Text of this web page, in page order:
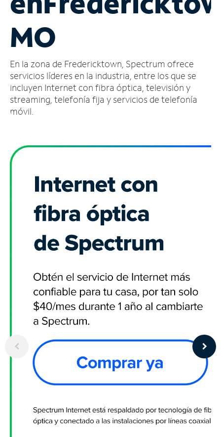
cuenta
Encuentra
tienda
MO
En la zona de Fredericktown, Spectrum ofrece
servicios líderes en la industria, entre los que se
incluyen Internet con fibra óptica, televisión y
streaming, telefonía fija y servicios de telefonía
móvil.